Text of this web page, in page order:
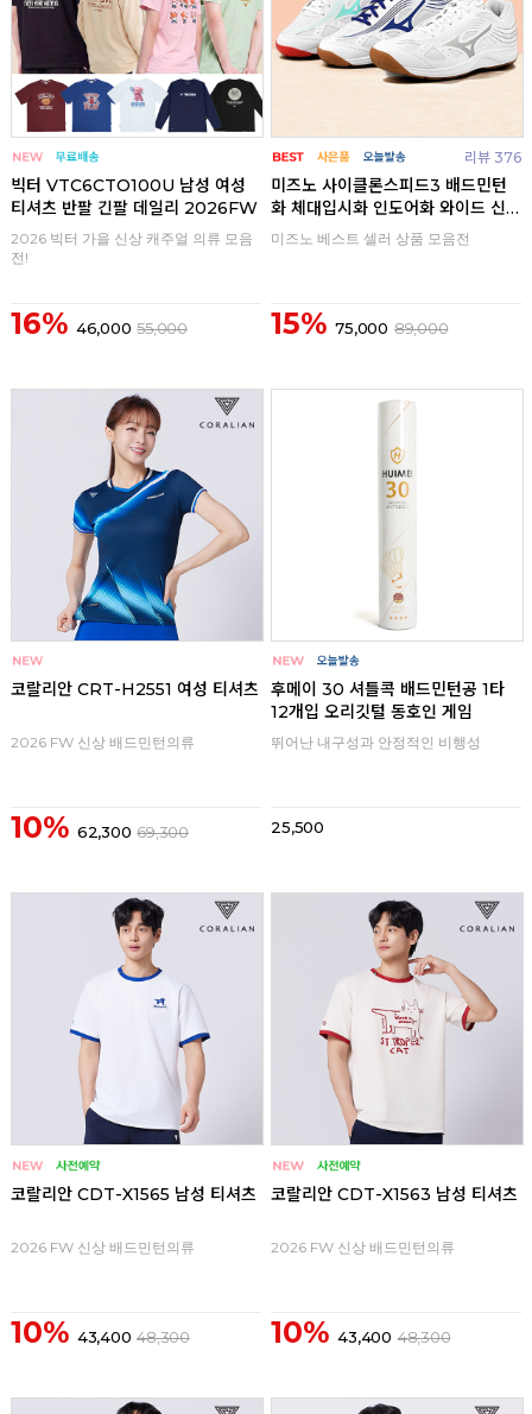
빅터 VTC6CTO100U 남성 여성
티셔츠 반팔 긴팔 데일리 2026FW
2026 빅터 가을 신상 캐주얼 의류 모음
전!
16% 46,000 55,000
리뷰 376
미즈노 사이클론스피드3 배드민턴
화 체대입시화 인도어화 와이드 신
발
미즈노 베스트 셀러 상품 모음전
15% 75,000 89,000
코랄리안 CRT-H2551 여성 티셔츠
2026 FW 신상 배드민턴의류
10% 62,300 69,300
후메이 30 셔틀콕 배드민턴공 1타
12개입 오리깃털 동호인 게임
뛰어난 내구성과 안정적인 비행성
25,500
코랄리안 CDT-X1565 남성 티셔츠
2026 FW 신상 배드민턴의류
10% 43,400 48,300
코랄리안 CDT-X1563 남성 티셔츠
2026 FW 신상 배드민턴의류
10% 43,400 48,300